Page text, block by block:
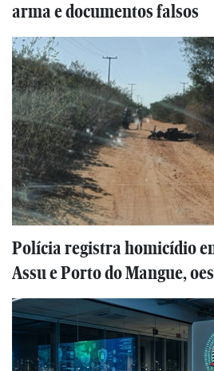
arma e documentos falsos
Polícia registra homicídio
Assu e Porto do Mangue,